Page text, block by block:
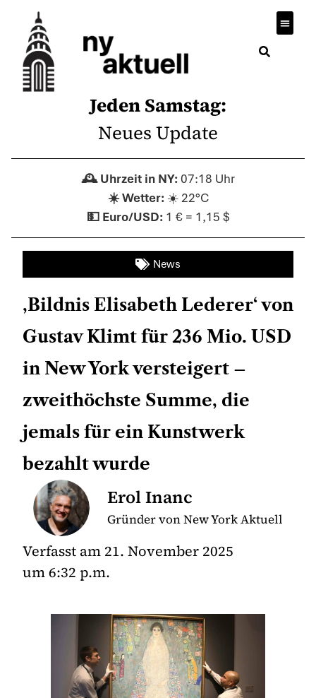
Jeden Samstag:
Neues Update
07:18 Uhr
☀️ 22°C
1 € = 1,15 $
News
,Bildnis Elisabeth Lederer‘ von
Gustav Klimt für 236 Mio. USD
in New York versteigert –
zweithöchste Summe, die
jemals für ein Kunstwerk
bezahlt wurde
Erol Inanc
Gründer von New York Aktuell
Verfasst am 21. November 2025
um6:32 p.m.